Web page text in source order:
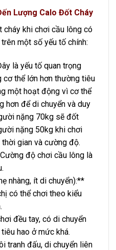
Lượng Calo Đốt Cháy
khi chơi cầu lông có
một số yếu tố chính:
là yếu tố quan trọng
thể lớn hơn thường tiêu
một hoạt động vì cơ thể
hơn để di chuyển và duy
nặng 70kg sẽ đốt
nặng 50kg khi chơi
gian và cường độ.
độ chơi cầu lông là
nhàng, ít di chuyển):**
có thể chơi theo kiểu
đều tay, có di chuyển
hao ở mức khá.
tranh đấu, di chuyển liên